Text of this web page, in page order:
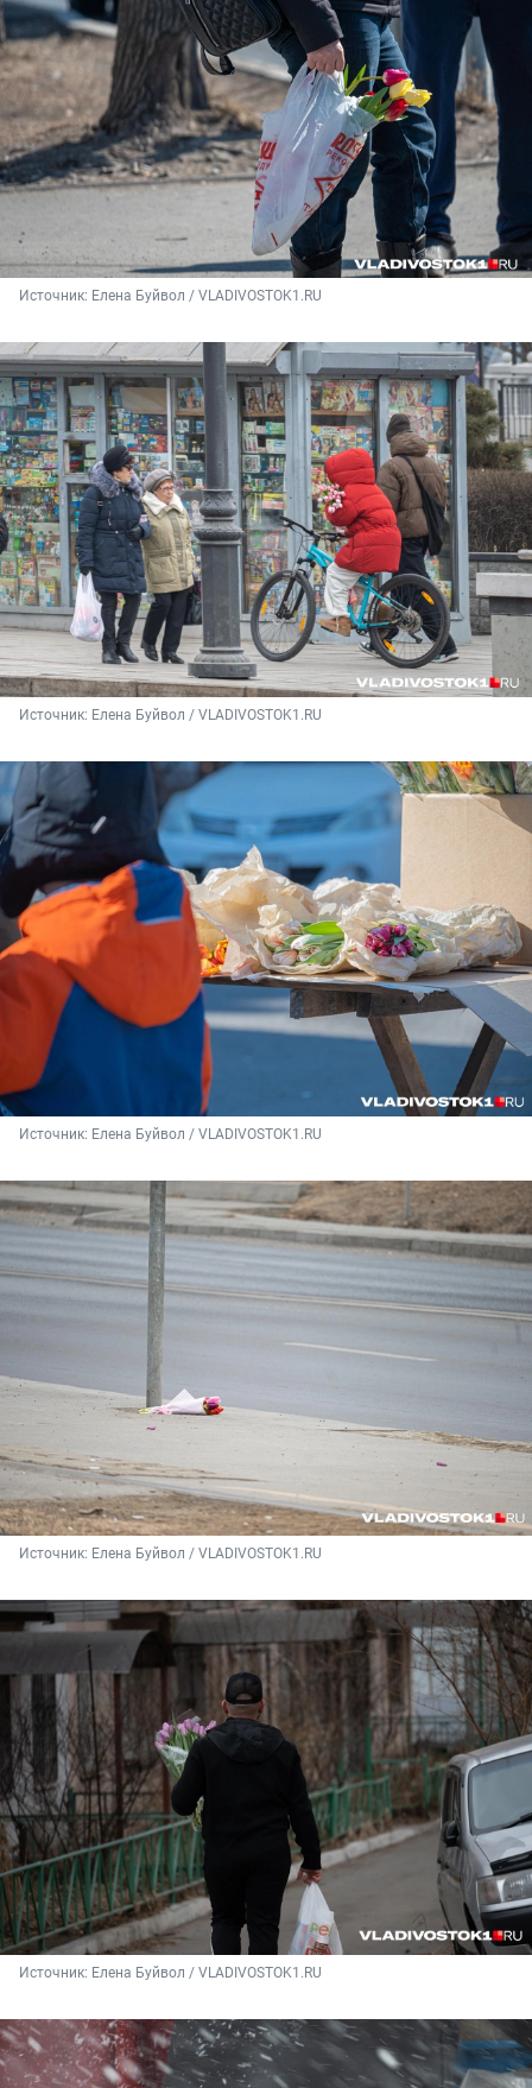
Источник: Елена Буйвол / VLADIVOSTOK1.RU
Источник: Елена Буйвол / VLADIVOSTOK1.RU
Источник: Елена Буйвол / VLADIVOSTOK1.RU
Источник: Елена Буйвол / VLADIVOSTOK1.RU
Источник: Елена Буйвол / VLADIVOSTOK1.RU